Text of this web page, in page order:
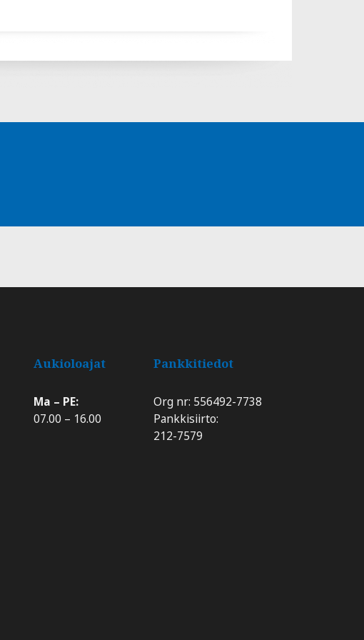
Aukioloajat
Ma – PE:
07.00 – 16.00
Pankkitiedot
Org nr: 556492-7738
Pankkisiirto:
​​​​​​​212-7579